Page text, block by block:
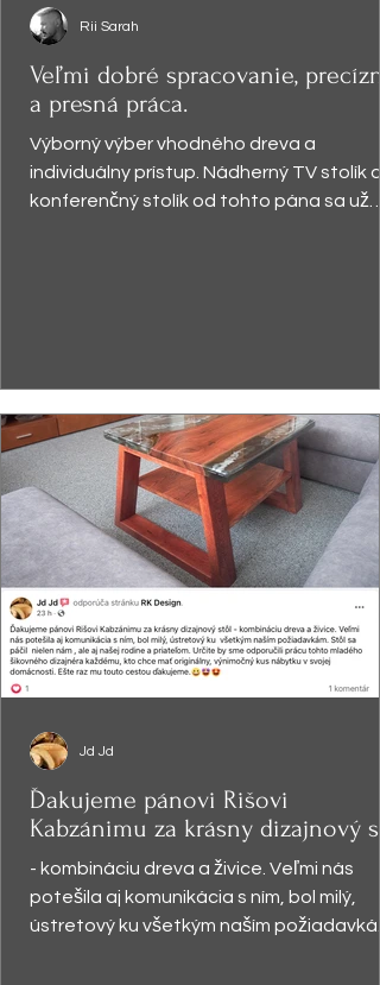
Veľmi dobré spracovanie, precízna
a presná práca.
Výborný výber vhodného dreva a
individuálny prístup. Nádherný TV stolík a
konferenčný stolík od tohto pána sa už
Rii Sarah
Ďakujeme pánovi Rišovi
Kabzánimu za krásny dizajnový
- kombináciu dreva a živice. Veľmi nás
potešila aj komunikácia s ním, bol milý,
ústretový ku všetkým naším požiadavkám.
Jd Jd